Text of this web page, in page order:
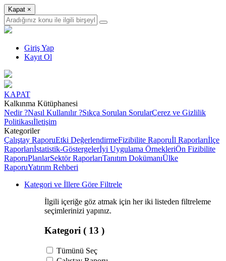
Kapat ×
Giriş Yap
Kayıt Ol
KAPAT
Kalkınma Kütüphanesi
Nedir ?Nasıl Kullanılır ?Sıkça Sorulan SorularÇerez ve Gizlilik
Politikasıİletişim
Kategoriler
Çalıştay RaporuEtki DeğerlendirmeFizibilite Raporuİl Raporlarıİlçe
Raporlarıİstatistik-Göstergelerİyi Uygulama ÖrnekleriÖn Fizibilite
RaporuPlanlarSektör RaporlarıTanıtım DokümanıÜlke
RaporuYatırım Rehberi
Kategori ve İllere Göre Filtrele
İlgili içeriğe göz atmak için her iki listeden filtreleme
seçimlerinizi yapınız.
Kategori ( 13 )
Tümünü Seç